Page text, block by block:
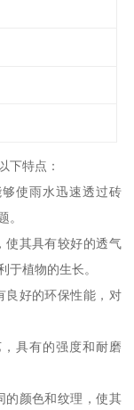
下特点：
使雨水迅速透过砖
。
使其具有较好的透气
于植物的生长。
良好的环保性能，对
具有的强度和耐磨
的颜色和纹理，使其